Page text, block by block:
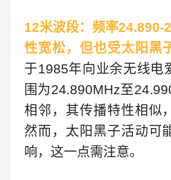
12米波段：频率24.890-
性宽松，但也受太阳黑
于1985年向业余无线电
围为24.890MHz至
相邻，其传播特性相似
然而，太阳黑子活动可
响，这一点需注意。